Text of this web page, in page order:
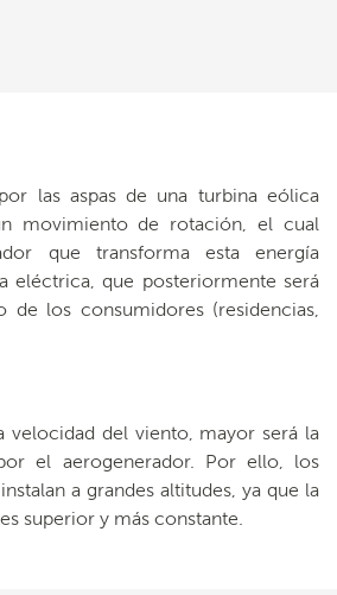
las aspas de una turbina eólica
movimiento de rotación, el cual
que transforma esta energía
eléctrica, que posteriormente será
de los consumidores (residencias,
velocidad del viento, mayor será la
el aerogenerador. Por ello, los
a grandes altitudes, ya que la
superior y más constante.